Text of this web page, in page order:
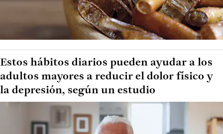
Estos hábitos diarios pueden ayudar a los
adultos mayores a reducir el dolor físico y
la depresión, según un estudio